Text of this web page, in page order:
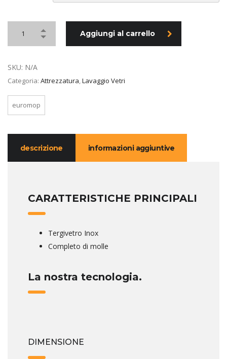
Aggiungi al carrello
SKU: N/A
Categoria: Attrezzatura,Lavaggio Vetri
euromop
descrizione informazioni aggiuntive
CARATTERISTICHE PRINCIPALI
Tergivetro Inox
Completo di molle
La nostra tecnologia.
DIMENSIONE